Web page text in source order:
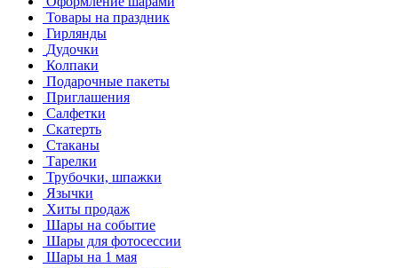
Товары на праздник
Гирлянды
Дудочки
Колпаки
Подарочные пакеты
Приглашения
Салфетки
Скатерть
Стаканы
Тарелки
Трубочки, шпажки
Язычки
Хиты продаж
Шары на событие
Шары для фотосессии
Шары на 1 мая